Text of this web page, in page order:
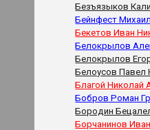
Безъязыков
Бейнфест
Бекетов Иван
Белокрылов
Белокрылов
Белоусов Павел
Благой Николай
Бобров Роман
Бородин
Борчанинов